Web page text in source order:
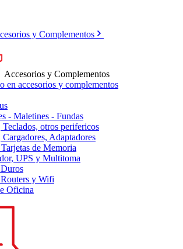
y Complementos
Accesorios y Complementos
en accesorios y complementos
- Maletines - Fundas
Teclados, otros perifericos
Cargadores, Adaptadores
de Memoria
UPS y Multitoma
y Wifi
Oficina